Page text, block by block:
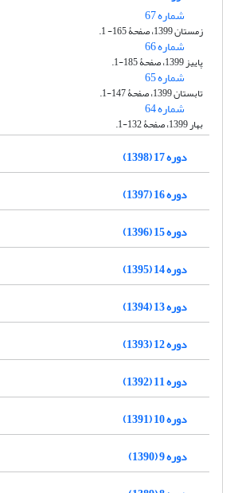
شماره 67
زمستان 1399، صفحۀ 165- 1.
شماره 66
پاییز 1399، صفحۀ 185-1.
شماره 65
تابستان 1399، صفحۀ 147-1.
شماره 64
بهار 1399، صفحۀ 132-1.
دوره 17 (1398)
دوره 16 (1397)
دوره 15 (1396)
دوره 14 (1395)
دوره 13 (1394)
دوره 12 (1393)
دوره 11 (1392)
دوره 10 (1391)
دوره 9 (1390)